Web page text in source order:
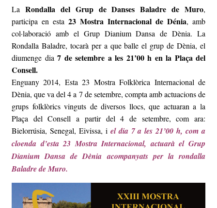
La Rondalla del Grup de Danses Baladre de Muro,
participa en esta 23 Mostra Internacional de Dénia, amb
col·laboració amb el Grup Dianium Dansa de Dènia. La
Rondalla Baladre, tocarà per a que balle el grup de Dènia, el
diumenge dia 7 de setembre a les 21’00 h en la Plaça del
Consell.
Enguany 2014, Esta 23 Mostra Folklòrica Internacional de
Dènia, que va del 4 a 7 de setembre, compta amb actuacions de
grups folklòrics vinguts de diversos llocs, que actuaran a la
Plaça del Consell a partir del 4 de setembre, com ara:
Bielorrúsia, Senegal, Eivissa, i el dia 7 a les 21’00 h, com a
cloenda d’esta 23 Mostra Internacional, actuarà el Grup
Dianium Dansa de Dènia acompanyats per la rondalla
Baladre de Muro.